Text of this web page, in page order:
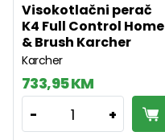
Visokotlačni perač
K4 Full Control Home
& Brush Karcher
Karcher
733,95 KM
- 1 +